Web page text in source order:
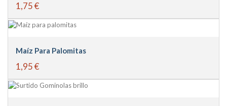
1,75 €
Maíz Para Palomitas
1,95 €